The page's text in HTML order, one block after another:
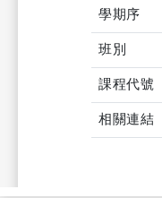
學期序
班別
課程代號
相關連結